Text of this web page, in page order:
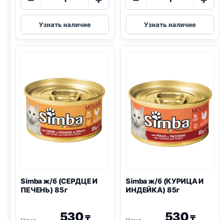
Simba
ж/
б
85г
Узнать наличие
Simba
ж/
б
85г
Узнать наличие
Simba ж/б (СЕРДЦЕ И
ПЕЧЕНЬ) 85г
530₸
Simba ж/б (КУРИЦА И
ИНДЕЙКА) 85г
530₸